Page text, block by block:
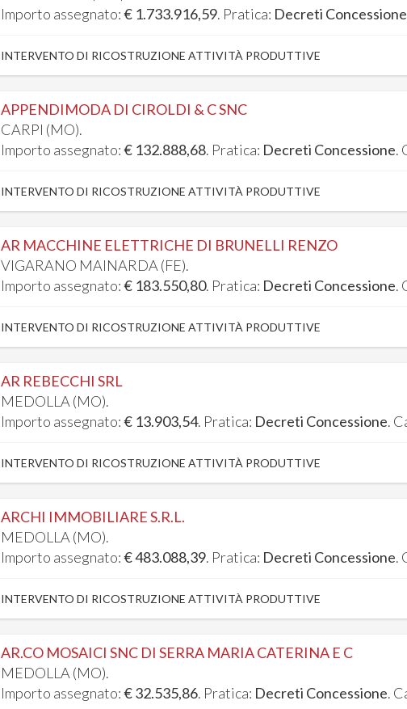
Importo assegnato:€ 1.733.916,59. Pratica: Decreti Concessione
INTERVENTO DI RICOSTRUZIONE ATTIVITÀ PRODUTTIVE
APPENDIMODA DI CIROLDI & C SNC
CARPI (MO).
Importo assegnato:€ 132.888,68. Pratica: Decreti Concessione.
INTERVENTO DI RICOSTRUZIONE ATTIVITÀ PRODUTTIVE
AR MACCHINE ELETTRICHE DI BRUNELLI RENZO
VIGARANO MAINARDA (FE).
Importo assegnato:€ 183.550,80. Pratica: Decreti Concessione.
INTERVENTO DI RICOSTRUZIONE ATTIVITÀ PRODUTTIVE
AR REBECCHI SRL
MEDOLLA (MO).
Importo assegnato:€ 13.903,54. Pratica: Decreti Concessione.
INTERVENTO DI RICOSTRUZIONE ATTIVITÀ PRODUTTIVE
ARCHI IMMOBILIARE S.R.L.
MEDOLLA (MO).
Importo assegnato:€ 483.088,39. Pratica: Decreti Concessione.
INTERVENTO DI RICOSTRUZIONE ATTIVITÀ PRODUTTIVE
AR.CO MOSAICI SNC DI SERRA MARIA CATERINA E C
MEDOLLA (MO).
Importo assegnato:€ 32.535,86. Pratica: Decreti Concessione.